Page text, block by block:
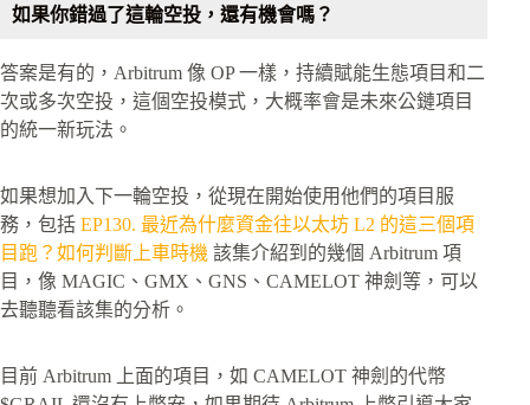
如果你錯過了這輪空投，還有機會嗎？
答案是有的，Arbitrum 像 OP 一樣，持續賦能生態項目和二
次或多次空投，這個空投模式，大概率會是未來公鏈項目
的統一新玩法。
如果想加入下一輪空投，從現在開始使用他們的項目服
務，包括 EP130. 最近為什麼資金往以太坊 L2 的這三個項
目跑？如何判斷上車時機 該集介紹到的幾個 Arbitrum 項
目，像 MAGIC、GMX、GNS、CAMELOT 神劍等，可以
去聽聽看該集的分析。
目前 Arbitrum 上面的項目，如 CAMELOT 神劍的代幣